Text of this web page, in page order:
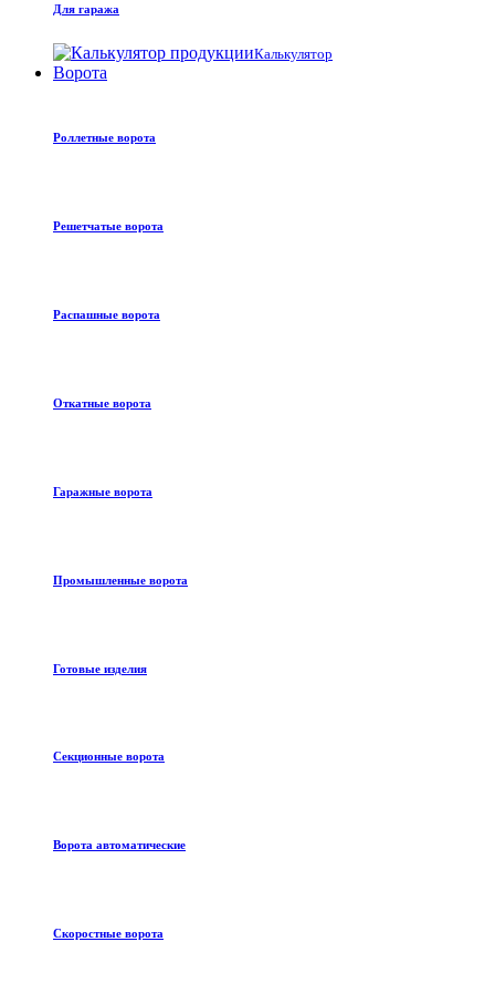
Для гаража
Калькулятор
Ворота
Роллетные ворота
Решетчатые ворота
Распашные ворота
Откатные ворота
Гаражные ворота
Промышленные ворота
Готовые изделия
Секционные ворота
Ворота автоматические
Скоростные ворота